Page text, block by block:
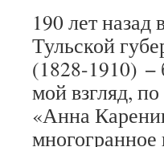
190 лет
Тульской
(1828-1910) −
мой взгляд,
«Анна
многогранное